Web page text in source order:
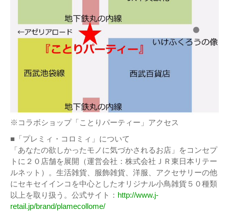
※コラボショップ「ことりパーティー」アクセス
■「プレミィ・コロミィ」について
「あなたの欲しかったモノに気づかされるお店」をコンセプ
トに２０店舗を展開（運営会社：株式会社ＪＲ東日本リテー
ルネット）。生活雑貨、服飾雑貨、洋服、アクセサリーの他
にセキセイインコを中心としたオリジナル小鳥雑貨５０種類
以上を取り扱う。公式サイト： http://www.j-
retail.jp/brand/plamecollome/